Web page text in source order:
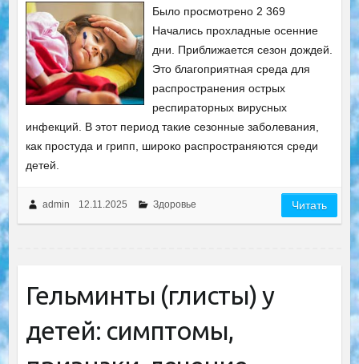
Было просмотрено 2 369
Начались прохладные осенние
дни. Приближается сезон дождей.
Это благоприятная среда для
распространения острых
респираторных вирусных
инфекций. В этот период такие сезонные заболевания,
как простуда и грипп, широко распространяются среди
детей.
admin 12.11.2025 Здоровье Читать
Гельминты (глисты) у
детей: симптомы,